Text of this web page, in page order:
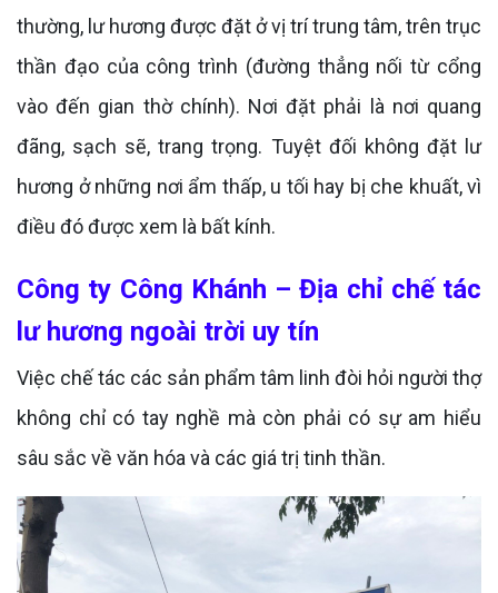
thường, lư hương được đặt ở vị trí trung tâm, trên trục
thần đạo của công trình (đường thẳng nối từ cổng
vào đến gian thờ chính). Nơi đặt phải là nơi quang
đãng, sạch sẽ, trang trọng. Tuyệt đối không đặt lư
hương ở những nơi ẩm thấp, u tối hay bị che khuất, vì
điều đó được xem là bất kính.
Công ty Công Khánh – Địa chỉ chế tác
lư hương ngoài trời uy tín
Việc chế tác các sản phẩm tâm linh đòi hỏi người thợ
không chỉ có tay nghề mà còn phải có sự am hiểu
sâu sắc về văn hóa và các giá trị tinh thần.